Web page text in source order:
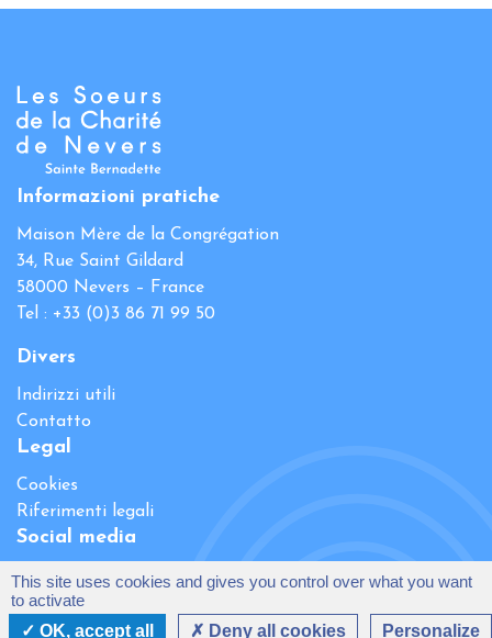
Informazioni pratiche
Maison Mère de la Congrégation
34, Rue Saint Gildard
58000 Nevers – France
Tel : +33 (0)3 86 71 99 50
Divers
Indirizzi utili
Contatto
Legal
Cookies
Riferimenti legali
Social media
This site uses cookies and gives you control over what you want
to activate
OK, accept all
Deny all cookies Personalize